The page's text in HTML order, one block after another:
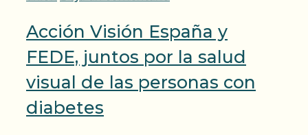
Acción Visión España y
FEDE, juntos por la salud
visual de las personas con
diabetes